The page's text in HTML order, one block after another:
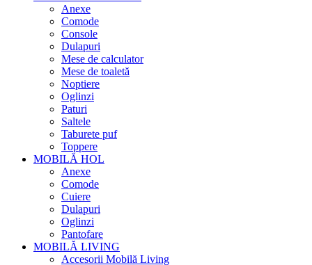
Anexe
Comode
Console
Dulapuri
Mese de calculator
Mese de toaletă
Noptiere
Oglinzi
Paturi
Saltele
Taburete puf
Toppere
MOBILĂ HOL
Anexe
Comode
Cuiere
Dulapuri
Oglinzi
Pantofare
MOBILĂ LIVING
Accesorii Mobilă Living